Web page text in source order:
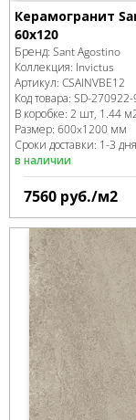
Керамогранит
60x120
Бренд: Sant Agostino
Коллекция: Invictus
Артикул: CSAINVBE12
Код товара: SD-270922-
В коробке: 2 шт, 1.44 м
Размер: 600x1200 мм
Сроки доставки: 1-3 дня
в наличии
7560 руб./м2